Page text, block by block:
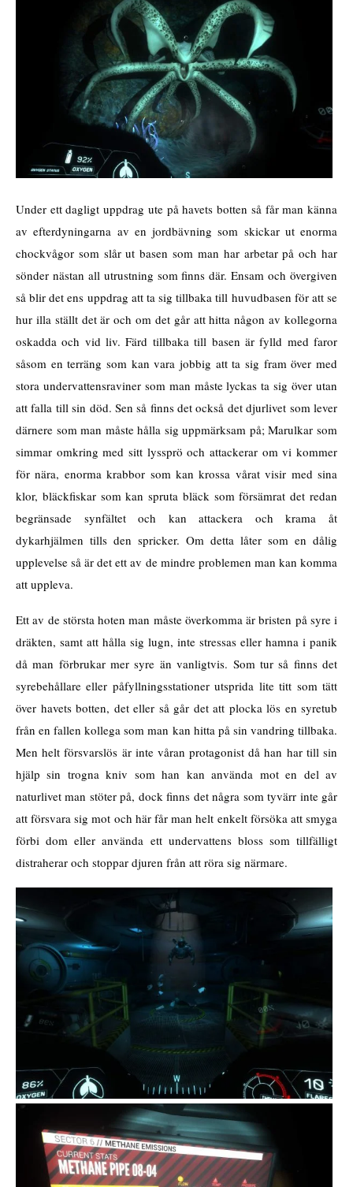
Under ett dagligt uppdrag ute på havets botten så får man känna
av efterdyningarna av en jordbävning som skickar ut enorma
chockvågor som slår ut basen som man har arbetar på och har
sönder nästan all utrustning som finns där. Ensam och övergiven
så blir det ens uppdrag att ta sig tillbaka till huvudbasen för att se
hur illa ställt det är och om det går att hitta någon av kollegorna
oskadda och vid liv. Färd tillbaka till basen är fylld med faror
såsom en terräng som kan vara jobbig att ta sig fram över med
stora undervattensraviner som man måste lyckas ta sig över utan
att falla till sin död. Sen så finns det också det djurlivet som lever
därnere som man måste hålla sig uppmärksam på; Marulkar som
simmar omkring med sitt lyssprö och attackerar om vi kommer
för nära, enorma krabbor som kan krossa vårat visir med sina
klor, bläckfiskar som kan spruta bläck som försämrat det redan
begränsade synfältet och kan attackera och krama åt
dykarhjälmen tills den spricker. Om detta låter som en dålig
upplevelse så är det ett av de mindre problemen man kan komma
att uppleva.
Ett av de största hoten man måste överkomma är bristen på syre i
dräkten, samt att hålla sig lugn, inte stressas eller hamna i panik
då man förbrukar mer syre än vanligtvis. Som tur så finns det
syrebehållare eller påfyllningsstationer utsprida lite titt som tätt
över havets botten, det eller så går det att plocka lös en syretub
från en fallen kollega som man kan hitta på sin vandring tillbaka.
Men helt försvarslös är inte våran protagonist då han har till sin
hjälp sin trogna kniv som han kan använda mot en del av
naturlivet man stöter på, dock finns det några som tyvärr inte går
att försvara sig mot och här får man helt enkelt försöka att smyga
förbi dom eller använda ett undervattens bloss som tillfälligt
distraherar och stoppar djuren från att röra sig närmare.